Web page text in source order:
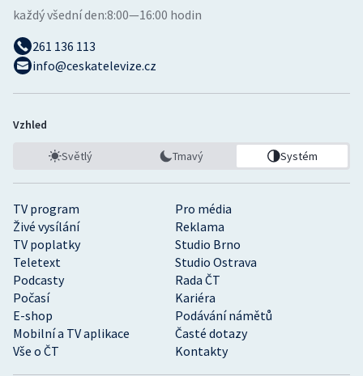
TV program
Pro média
Živé vysílání
Reklama
TV poplatky
Studio Brno
Teletext
Studio Ostrava
Podcasty
Rada ČT
Počasí
Kariéra
E-shop
Podávání námětů
Mobilní a TV aplikace
Časté dotazy
Vše o ČT
Kontakty
každý všední den:8:00—16:00 hodin
261 136 113
info@ceskatelevize.cz
Vzhled
Světlý Tmavý Systém